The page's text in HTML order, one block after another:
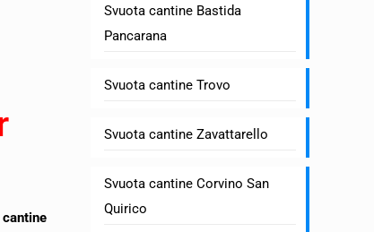
Svuota cantine Bastida
Pancarana
Svuota cantine Trovo
Svuota cantine Zavattarello
Svuota cantine Corvino San
Quirico